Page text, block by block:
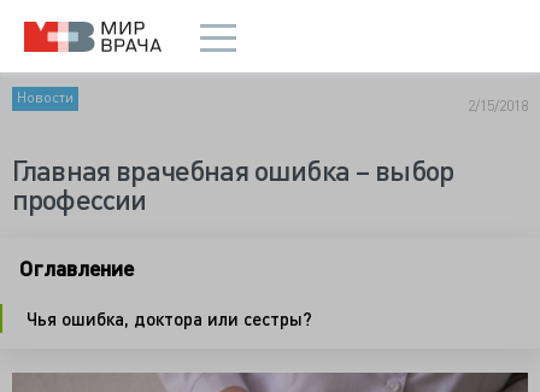
Новости 2/15/2018
Главная врачебная ошибка – выбор
профессии
Оглавление
Чья ошибка, доктора или сестры?